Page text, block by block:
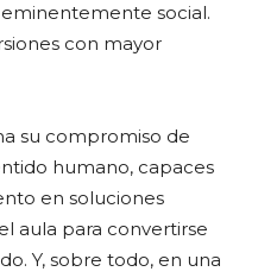
social.
con mayor
su compromiso de
humano, capaces
en soluciones
aula para convertirse
Y, sobre todo, en una